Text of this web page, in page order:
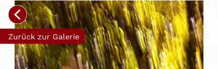
Zurück zur Galerie